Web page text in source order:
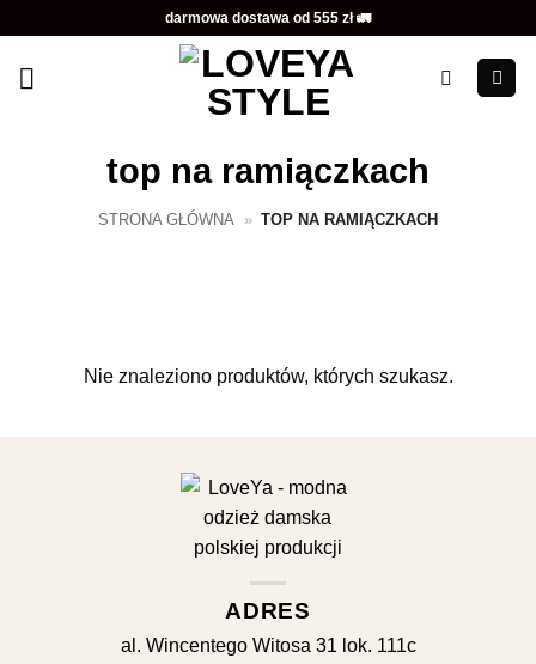
zawartości
darmowa dostawa od 555 zł 🚛
top na ramiączkach
STRONA GŁÓWNA » TOP NA RAMIĄCZKACH
Nie znaleziono produktów, których szukasz.
ADRES
al. Wincentego Witosa 31 lok. 111c